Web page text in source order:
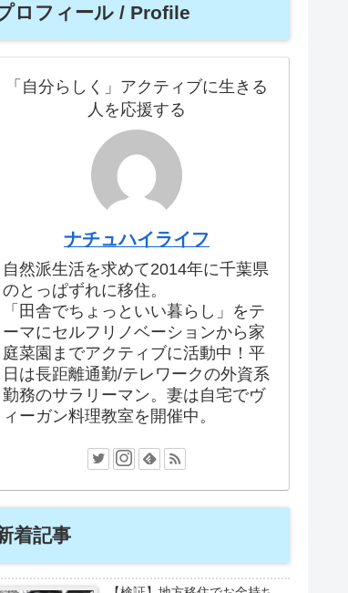
ロフィール / Profile
「自分らしく」アクティブに生きる
人を応援する
ナチュハイライフ
自然派生活を求めて2014年に千葉県
のとっぱずれに移住。
「田舎でちょっといい暮らし」をテ
ーマにセルフリノベーションから家
庭菜園までアクティブに活動中！平
日は長距離通勤/テレワークの外資系
勤務のサラリーマン。妻は自宅でヴ
ィーガン料理教室を開催中。
着記事